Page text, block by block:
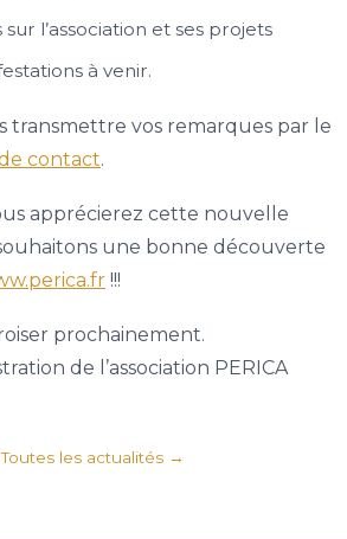
l’association et ses projets
à venir.
transmettre vos remarques par le
contact.
apprécierez cette nouvelle
une bonne découverte
!!!
prochainement.
de l’association PERICA
les actualités